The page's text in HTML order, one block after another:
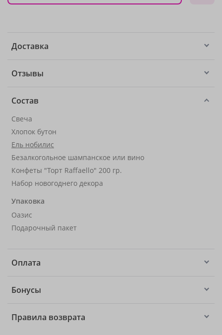
Доставка
Отзывы
Состав
Свеча
Хлопок бутон
Ель нобилис
Безалкогольное шампанское или вино
Конфеты "Торт Raffaello" 200 гр.
Набор новогоднего декора
Упаковка
Оазис
Подарочный пакет
Оплата
Бонусы
Правила возврата